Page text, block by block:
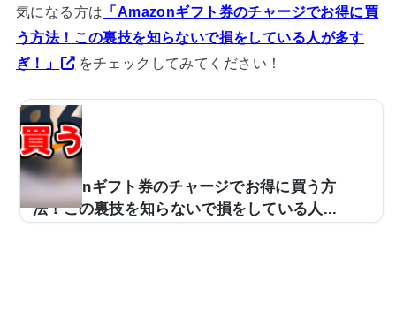
気になる方は 「Amazonギフト券のチャージでお得に買
う方法！この裏技を知らないで損をしている人が多す
ぎ！」
をチェックしてみてください！
Amazonギフト券のチャージでお得に買う方
法！この裏技を知らないで損をしている人...